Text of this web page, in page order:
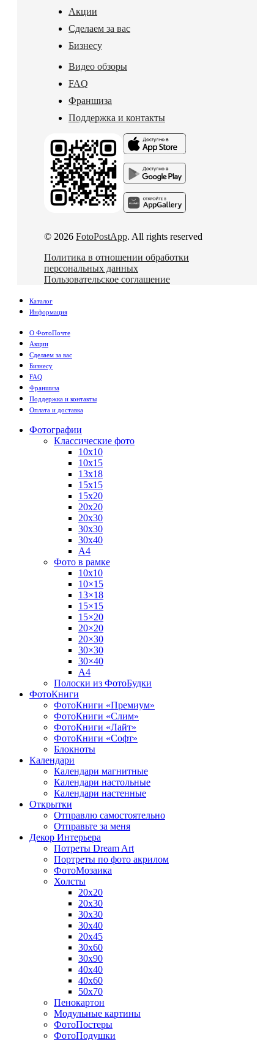
Акции
Сделаем за вас
Бизнесу
Видео обзоры
FAQ
Франшиза
Поддержка и контакты
© 2026 FotoPostApp. All rights reserved
Политика в отношении обработки
персональных данных
Пользовательское соглашение
Каталог
Информация
О ФотоПочте
Акции
Сделаем за вас
Бизнесу
FAQ
Франшиза
Поддержка и контакты
Оплата и доставка
Фотографии
Классические фото
10х10
10х15
13х18
15х15
15х20
20х20
20х30
30х30
30х40
А4
Фото в рамке
10х10
10×15
13×18
15×15
15×20
20×20
20×30
30×30
30×40
A4
Полоски из ФотоБудки
ФотоКниги
ФотоКниги «Премиум»
ФотоКниги «Слим»
ФотоКниги «Лайт»
ФотоКниги «Софт»
Блокноты
Календари
Календари магнитные
Календари настольные
Календари настенные
Открытки
Отправлю самостоятельно
Отправьте за меня
Декор Интерьера
Потреты Dream Art
Портреты по фото акрилом
ФотоМозаика
Холсты
20х20
20х30
30х30
30х40
20х45
30х60
30х90
40х40
40х60
50х70
Пенокартон
Модульные картины
ФотоПостеры
ФотоПодушки